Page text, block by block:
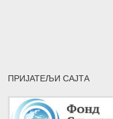
ПРИЈАТЕЉИ САЈТА